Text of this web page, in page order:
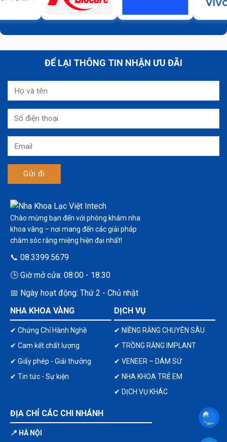
ĐỂ LẠI THÔNG TIN NHẬN ƯU ĐÃI
Chào mừng bạn đến với phòng khám nha
khoa vàng – nơi mang đến các giải pháp
chăm sóc răng miệng hiện đại nhất!
📞 08.3399.5679
🕒 Giờ mở cửa: 08:00 - 18:30
📅 Ngày hoạt động: Thứ 2 - Chủ nhật
NHA KHOA VÀNG
✔ Chứng Chỉ Hành Nghề
✔ Cam kết chất lượng
✔ Giấy phép - Giải thưởng
✔ Tin tức - Sự kiện
DỊCH VỤ
✔ NIỀNG RĂNG CHUYÊN SÂU
✔ TRỒNG RĂNG IMPLANT
✔ VENEER – DÁM SỨ
✔ NHA KHOA TRẺ EM
✔ DỊCH VỤ KHÁC
ĐỊA CHỈ CÁC CHI NHÁNH
📍 HÀ NỘI